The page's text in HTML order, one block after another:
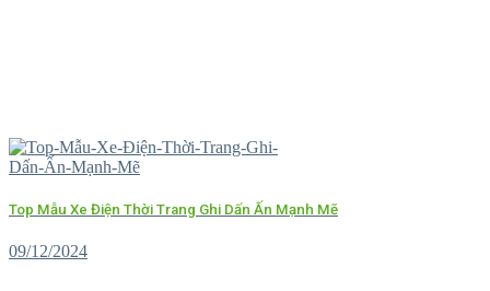
Top Mẫu Xe Điện Thời Trang Ghi Dấn Ấn Mạnh Mẽ
09/12/2024